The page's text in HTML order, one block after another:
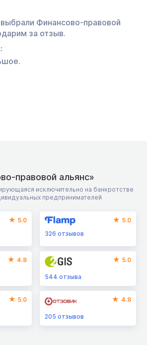
Финансово-правовой
за отзыв.
правовой альянс»
исключительно на банкротстве
предпринимателей
5.0
5.0
326отзывов
4.8 5.0
544отзыва
5.0 4.8
205отзывов